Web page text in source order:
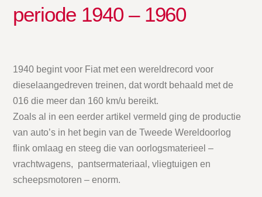
periode 1940 – 1960
1940 begint voor Fiat met een wereldrecord voor
dieselaangedreven treinen, dat wordt behaald met de
016 die meer dan 160 km/u bereikt.
Zoals al in een eerder artikel vermeld ging de productie
van auto’s in het begin van de Tweede Wereldoorlog
flink omlaag en steeg die van oorlogsmaterieel –
vrachtwagens, pantsermateriaal, vliegtuigen en
scheepsmotoren – enorm.